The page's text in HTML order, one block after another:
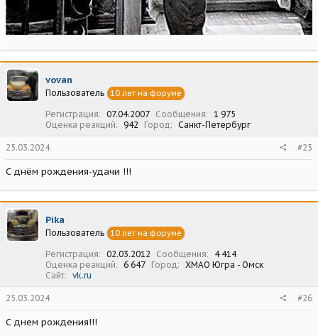
vovan
Пользователь 10 лет на форуме
Регистрация 07.04.2007 Сообщения
1 975
Оценка реакций
942 Город Санкт-Петербург
25.03.2024 #25
С днём рождения-удачи !!!
Pika
Пользователь 10 лет на форуме
Регистрация 02.03.2012 Сообщения
4 414
Оценка реакций
6 647 Город
ХМАО Югра - Омск
Сайт
vk.ru
25.03.2024 #26
С днем рождения!!!